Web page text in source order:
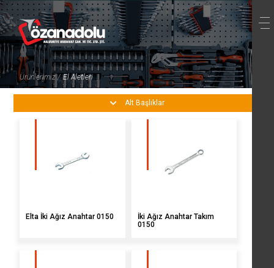
Ürünlerimiz / El Aletleri
Alt Başlıklar
Elta İki Ağız Anahtar 0150
İki Ağız Anahtar Takım
0150
×
Önceki Ürün
Sonraki Ürün
Ürünlerimiz
Yapıştırıcılar Kimyasallar
Boyacı El Aletleri
Elektrik